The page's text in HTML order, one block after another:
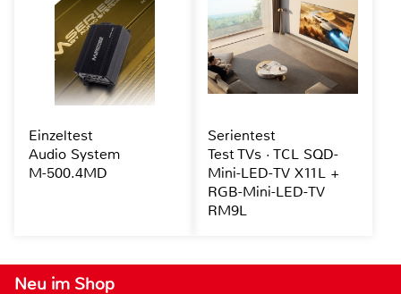
Neu im Shop
Einzeltest
Audio System
M-500.4MD
Serientest
Test TVs · TCL SQD-
Mini-LED-TV X11L +
RGB-Mini-LED-TV
RM9L